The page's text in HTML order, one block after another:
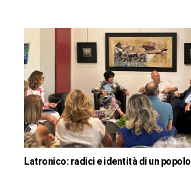
Latronico: radici e identità di un popolo